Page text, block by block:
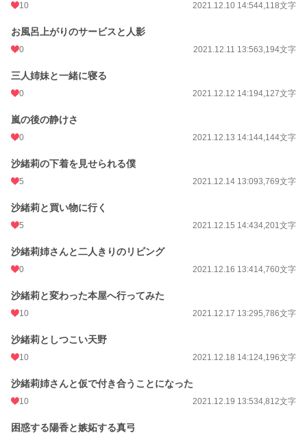
10 2021.12.10 14:544,118文字
お風呂上がりのサービスと人影
0 2021.12.11 13:563,194文字
三人姉妹と一緒に寝る
0 2021.12.12 14:194,127文字
嵐の後の静けさ
0 2021.12.13 14:144,144文字
沙緒莉の下着を見せられる僕
5 2021.12.14 13:093,769文字
沙緒莉と買い物に行く
5 2021.12.15 14:434,201文字
沙緒莉姉さんと二人きりのリビング
0 2021.12.16 13:414,760文字
沙緒莉と変わった本屋へ行ってみた
10 2021.12.17 13:295,786文字
沙緒莉としつこい天野
10 2021.12.18 14:124,196文字
沙緒莉姉さんと仮で付き合うことになった
10 2021.12.19 13:534,812文字
困惑する陽香と嫉妬する真弓